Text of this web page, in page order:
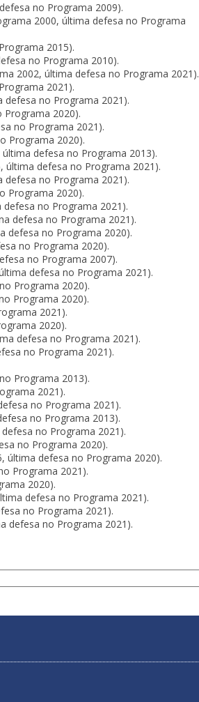
no Programa 2009).
2000, última defesa no Programa
2015).
no Programa 2010).
2002, última defesa no Programa 2021).
2021).
defesa no Programa 2021).
2020).
no Programa 2021).
Programa 2020).
defesa no Programa 2013).
última defesa no Programa 2021).
defesa no Programa 2021).
Programa 2020).
no Programa 2021).
defesa no Programa 2021).
defesa no Programa 2020).
no Programa 2020).
no Programa 2007).
defesa no Programa 2021).
Programa 2020).
Programa 2020).
2021).
2020).
defesa no Programa 2021).
no Programa 2021).
Programa 2013).
2021).
no Programa 2021).
no Programa 2013).
no Programa 2021).
no Programa 2020).
última defesa no Programa 2020).
Programa 2021).
2020).
defesa no Programa 2021).
no Programa 2021).
defesa no Programa 2021).